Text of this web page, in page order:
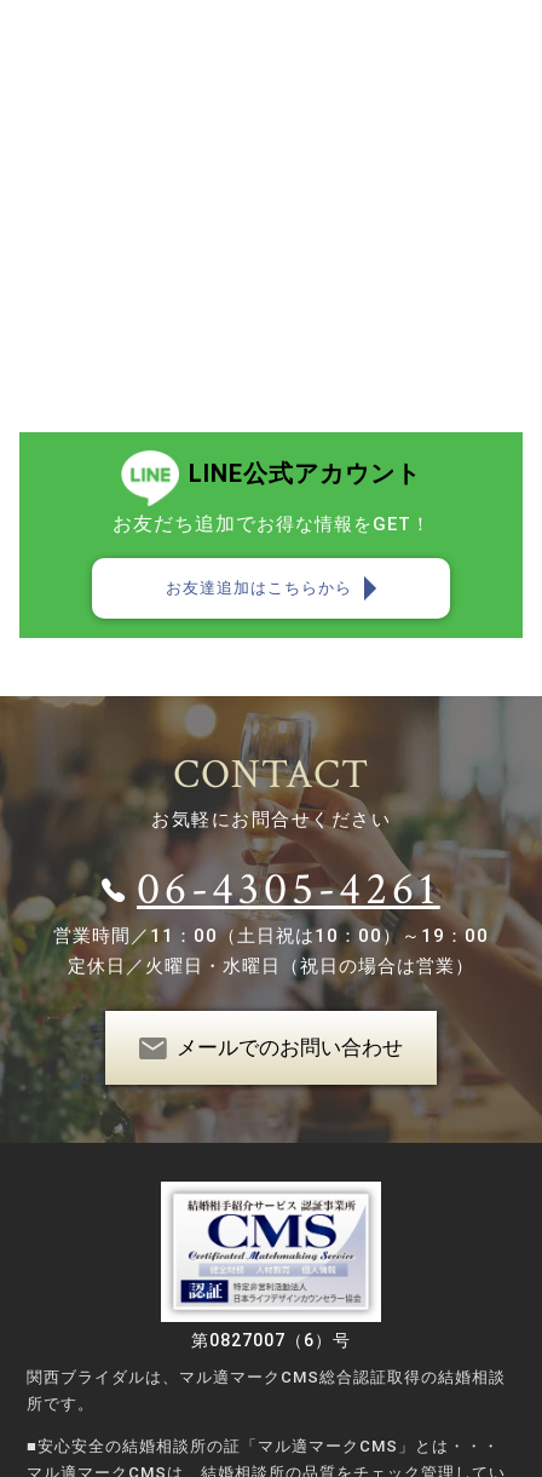
LINE公式アカウント
お友だち追加でお得な情報をGET！
お友達追加はこちらから
CONTACT
お気軽にお問合せください
06-4305-4261
営業時間／ 11：00（土日祝は10：00）～19：00
定休日／火曜日・水曜日（祝日の場合は営業）
メールでのお問い合わせ
第0827007（6）号
関西ブライダルは、マル適マークCMS総合認証取得の結婚相談
所です。
■安心安全の結婚相談所の証「マル適マークCMS」とは・・・
マル適マークCMSは、結婚相談所の品質をチェック管理してい